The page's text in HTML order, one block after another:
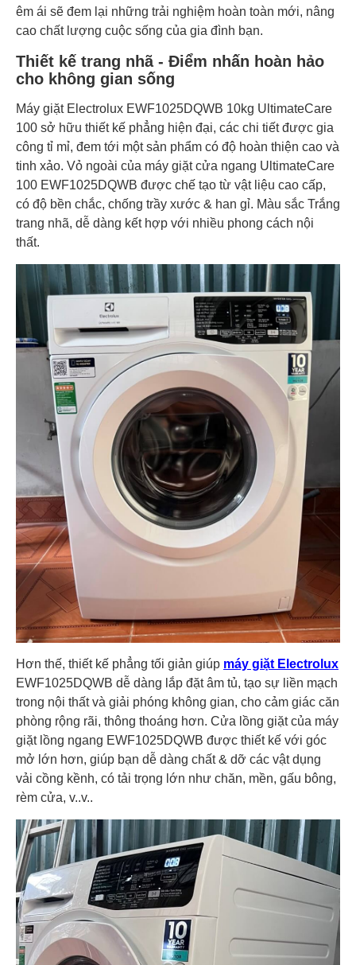
êm ái sẽ đem lại những trải nghiệm hoàn toàn mới, nâng
cao chất lượng cuộc sống của gia đình bạn.
Thiết kế trang nhã - Điểm nhấn hoàn hảo
cho không gian sống
Máy giặt Electrolux EWF1025DQWB 10kg UltimateCare
100 sở hữu thiết kế phẳng hiện đại, các chi tiết được gia
công tỉ mỉ, đem tới một sản phẩm có độ hoàn thiện cao và
tinh xảo. Vỏ ngoài của máy giặt cửa ngang UltimateCare
100 EWF1025DQWB được chế tạo từ vật liệu cao cấp,
có độ bền chắc, chống trầy xước & han gỉ. Màu sắc Trắng
trang nhã, dễ dàng kết hợp với nhiều phong cách nội
thất.
Hơn thế, thiết kế phẳng tối giản giúp máy giặt Electrolux
EWF1025DQWB dễ dàng lắp đặt âm tủ, tạo sự liền mạch
trong nội thất và giải phóng không gian, cho cảm giác căn
phòng rộng rãi, thông thoáng hơn. Cửa lồng giặt của máy
giặt lồng ngang EWF1025DQWB được thiết kế với góc
mở lớn hơn, giúp bạn dễ dàng chất & dỡ các vật dụng
vải cồng kềnh, có tải trọng lớn như chăn, mền, gấu bông,
rèm cửa, v..v..